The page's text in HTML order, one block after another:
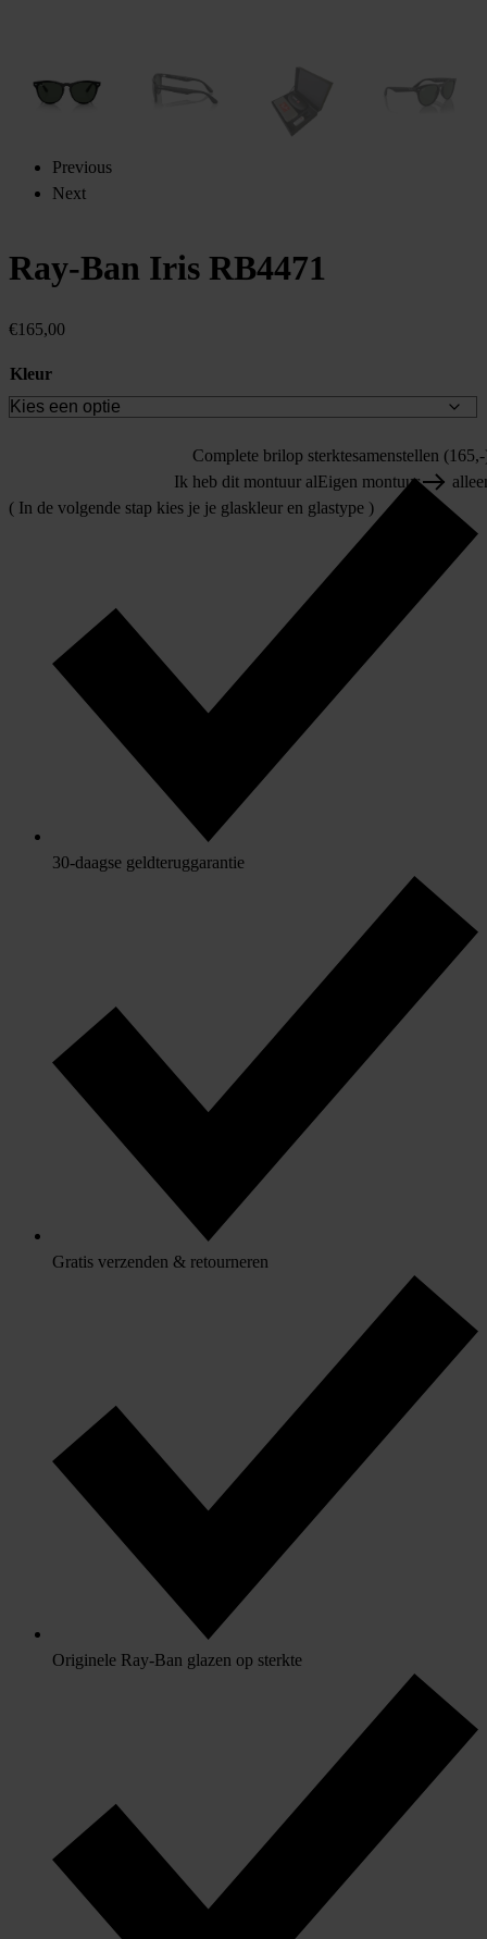
Previous
Next
Ray-Ban Iris RB4471
€165,00
Kleur
Complete brilop sterktesamenstellen
Ik heb dit montuur alEigen montuur
( In de volgende stap kies je je glaskleur en glastype )
30-daagse geldteruggarantie
Gratis verzenden & retourneren
Originele Ray-Ban glazen op sterkte